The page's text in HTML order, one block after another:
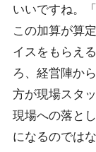
いいですね。
この加算が算
イスをもらえ
ろ、経営陣か
方が現場スタ
現場への落と
になるのでは